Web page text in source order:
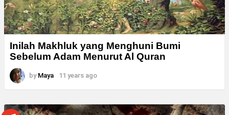
Inilah Makhluk yang Menghuni Bumi
Sebelum Adam Menurut Al Quran
by Maya 11 years ago